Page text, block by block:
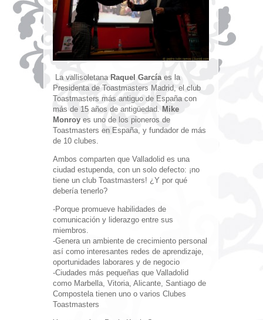
La vallisoletana Raquel Garcíaes la
Presidenta de Toastmasters Madrid, el club
Toastmasters más antiguo de España con
más de 15 años de antigüedad. Mike
Monroy es uno de los pioneros de
Toastmasters en España, y fundador de más
de 10 clubes.
Ambos comparten que Valladolid es una
ciudad estupenda, con un solo defecto: ¡no
tiene un club Toastmasters! ¿Y por qué
debería tenerlo?
-Porque promueve habilidades de
comunicación y liderazgo entre sus
miembros.
-Genera un ambiente de crecimiento personal
así como interesantes redes de aprendizaje,
oportunidades laborares y de negocio
-Ciudades más pequeñas que Valladolid
como Marbella, Vitoria, Alicante, Santiago de
Compostela tienen uno o varios Clubes
Toastmasters